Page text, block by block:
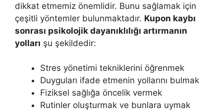
dikkat etmemiz önemlidir. Bunu sağlamak için
çeşitli yöntemler bulunmaktadır. Kupon kaybı
sonrası psikolojik dayanıklılığı artırmanın
yolları şu şekildedir:
Stres yönetimi tekniklerini öğrenmek
Duyguları ifade etmenin yollarını bulmak
Fiziksel sağlığa öncelik vermek
Rutinler oluşturmak ve bunlara uymak